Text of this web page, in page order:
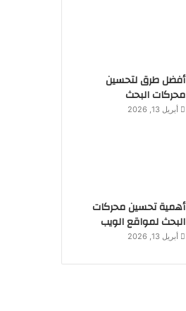
أفضل طرق لتحسين
محركات البحث
أبريل 13, 2026
أهمية تحسين محركات
البحث لمواقع الويب
أبريل 13, 2026